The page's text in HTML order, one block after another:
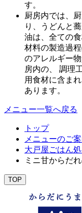
す。
厨房内では、
り、うどんと
油は、全ての
材料の製造過
のアレルギー
房内の、 調理
用食材に含ま
あります。
メニュー一覧へ戻る
トップ
メニューのご
大戸屋ごはん
ミニ甘からだ
TOP